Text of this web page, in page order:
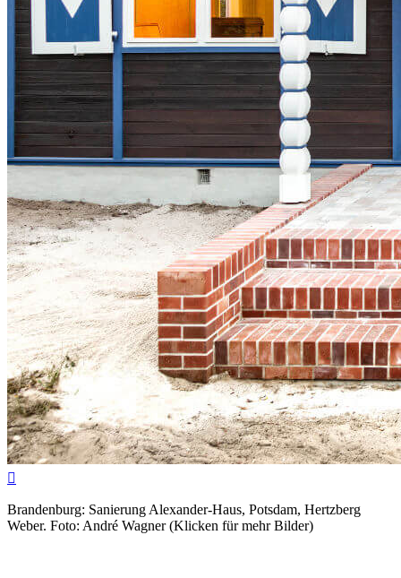

Brandenburg: Sanierung Alexander-Haus, Potsdam, Hertzberg
Weber. Foto: André Wagner (Klicken für mehr Bilder)